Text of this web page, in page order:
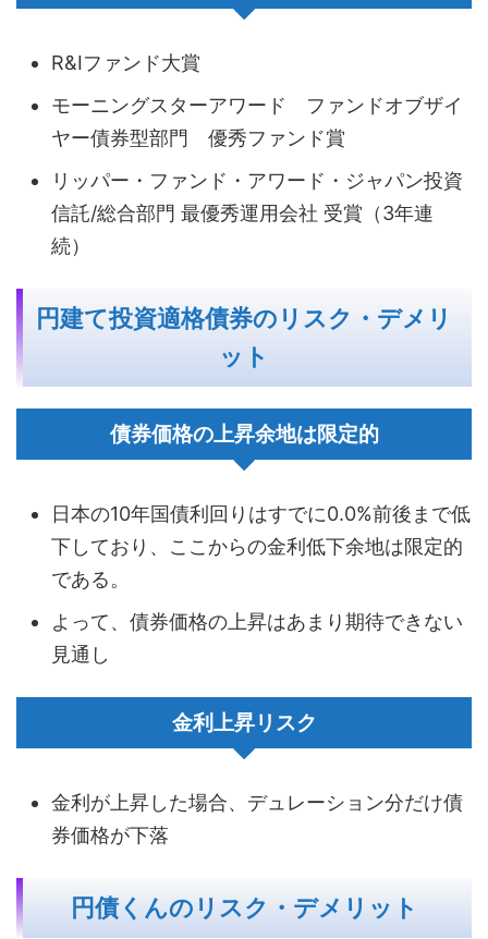
R&Iファンド大賞
モーニングスターアワード ファンドオブザイ
ヤー債券型部門 優秀ファンド賞
リッパー・ファンド・アワード・ジャパン投資
信託/総合部門 最優秀運用会社 受賞（3年連
続）
円建て投資適格債券のリスク・デメリ
ット
債券価格の上昇余地は限定的
日本の10年国債利回りはすでに0.0%前後まで低
下しており、ここからの金利低下余地は限定的
である。
よって、債券価格の上昇はあまり期待できない
見通し
金利上昇リスク
金利が上昇した場合、デュレーション分だけ債
券価格が下落
円債くんのリスク・デメリット